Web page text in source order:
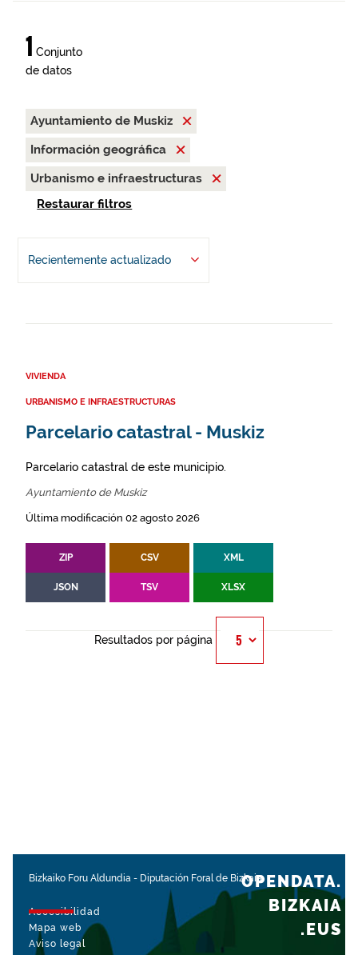
1 Conjunto
de datos
Ayuntamiento de Muskiz
Información geográfica
Urbanismo e infraestructuras
Restaurar filtros
Recientemente actualizado
VIVIENDA
URBANISMO E INFRAESTRUCTURAS
Parcelario catastral - Muskiz
Parcelario catastral de este municipio.
Ayuntamiento de Muskiz
Última modificación 02 agosto 2026
ZIP CSV XML
JSON TSV XLSX
Resultados por página
Bizkaiko Foru Aldundia - Diputación Foral de Bizkaia
Accesibilidad
Mapa web
Aviso legal
OPENDATA.
BIZKAIA
.EUS